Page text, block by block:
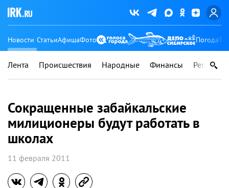
Новости СтатьиАфишаФото Погода
Лента Происшествия Народные Финансы Регионы
Сокращенные забайкальские
милиционеры будут работать в
школах
11 февраля 2011